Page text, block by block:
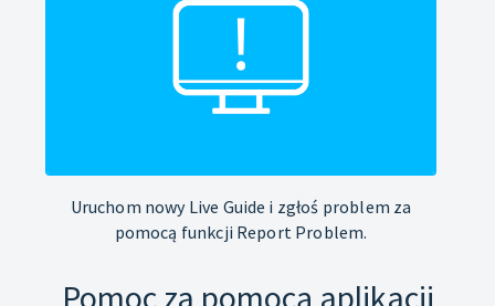
Uruchom nowy Live Guide i zgłoś problem za
pomocą funkcji Report Problem.
Pomoc za pomocą aplikacji